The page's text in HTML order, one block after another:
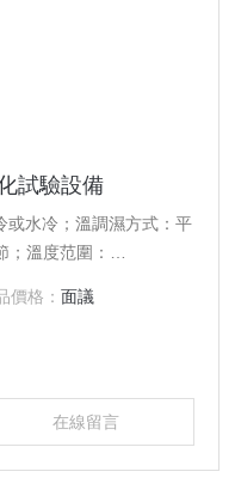
試驗設備
或水冷；溫調濕方式：平
溫度范圍：
；控制器解析
平均3°C/min；降溫速
優質不銹鋼板
價格： 面議
在線留言